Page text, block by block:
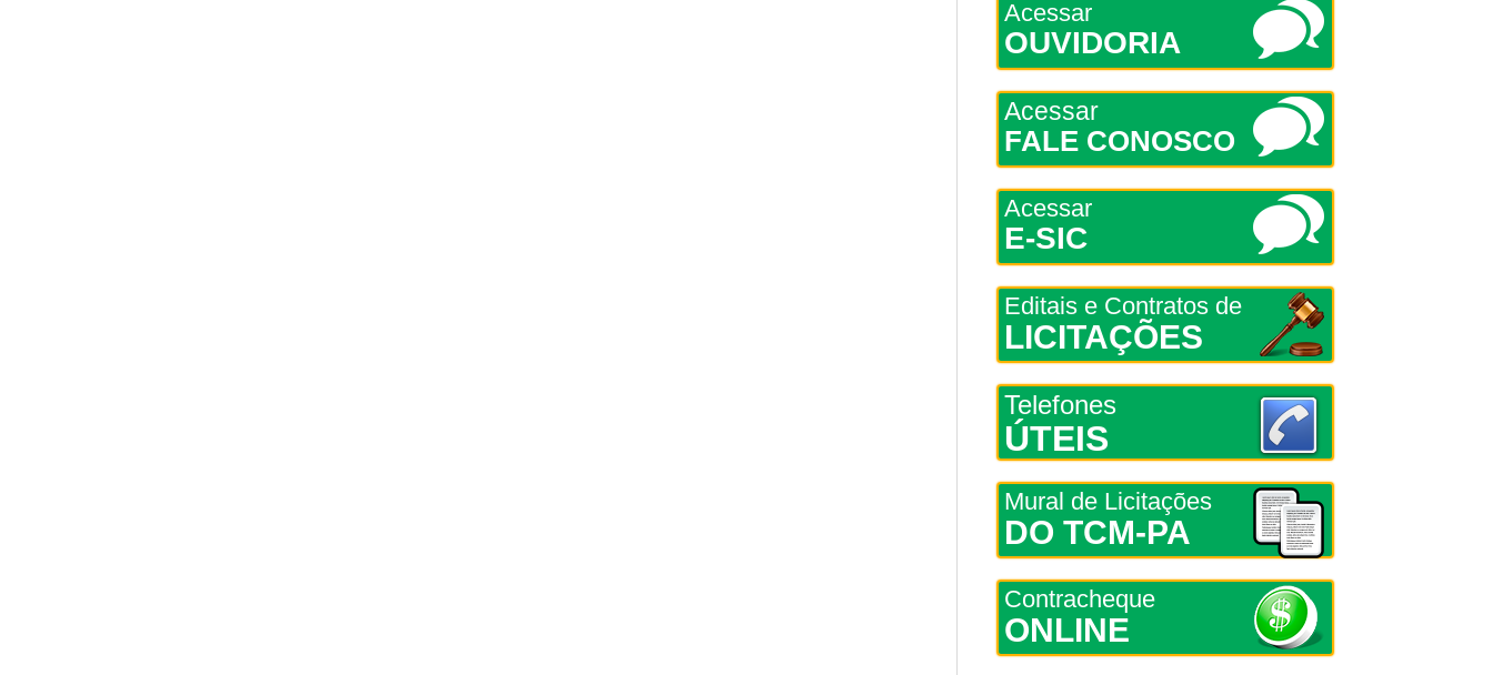
Acessar
OUVIDORIA
Acessar
FALE CONOSCO
Acessar
E-SIC
Editais e Contratos de
LICITAÇÕES
Telefones
ÚTEIS
Mural de Licitações
DO TCM-PA
Contracheque
ONLINE